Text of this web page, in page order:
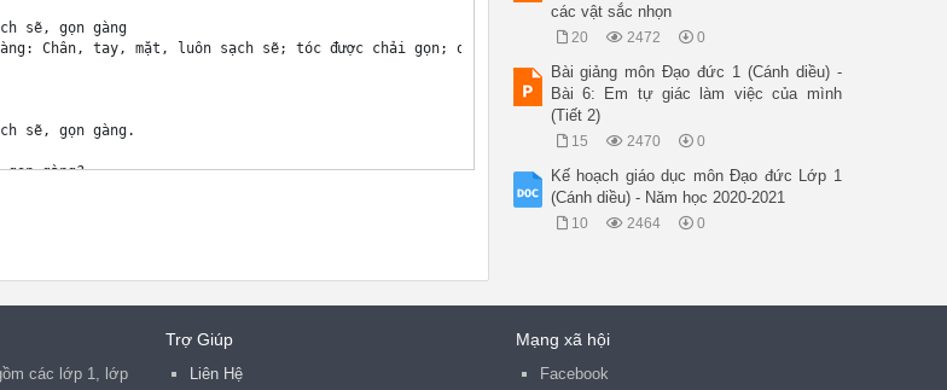
sẽ, gọn gàng
Chân, tay, mặt, luôn sạch sẽ; tóc được chải gọn; quần áo chỉnh tề, sạch sẽ.
sẽ, gọn gàng.
gọn gàng?
các vật sắc nhọn
20 2472 0
Bài giảng môn Đạo đức 1 (Cánh diều) -
Bài 6: Em tự giác làm việc của mình
(Tiết 2)
15 2470 0
Kế hoạch giáo dục môn Đạo đức Lớp 1
(Cánh diều) - Năm học 2020-2021
10 2464 0
các lớp 1, lớp
Trợ Giúp
Liên Hệ
Mạng xã hội
Facebook